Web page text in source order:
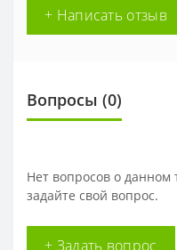
+ Написать отзыв
Вопросы (0)
Нет вопросов о данном
задайте свой вопрос.
+ Задать вопрос